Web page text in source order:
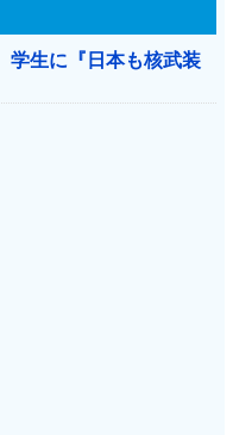
学生に『日本も核武装